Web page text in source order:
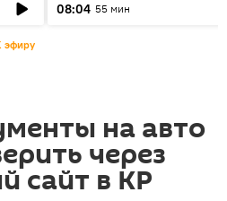
08:04 55 мин
эфиру
на авто
через
сайт в КР